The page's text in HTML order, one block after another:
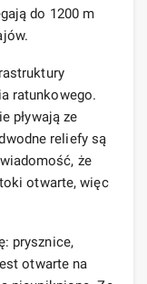
do 1200 m
ratunkowego.
pływają ze
reliefy są
że
otwarte, więc
prysznice,
otwarte na